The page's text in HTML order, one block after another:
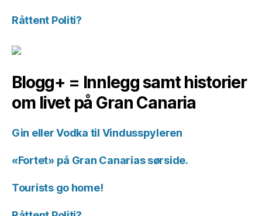
Råttent Politi?
Blogg+ = Innlegg samt historier
om livet på Gran Canaria
Gin eller Vodka til Vindusspyleren
«Fortet» på Gran Canarias sørside.
Tourists go home!